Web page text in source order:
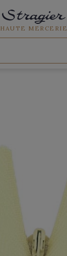
HAUTE MERCERIE